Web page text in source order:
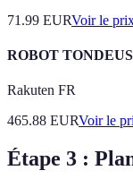
71.99 EURVoir le
ROBOT
Rakuten FR
465.88 EURVoir le
Étape 3 :